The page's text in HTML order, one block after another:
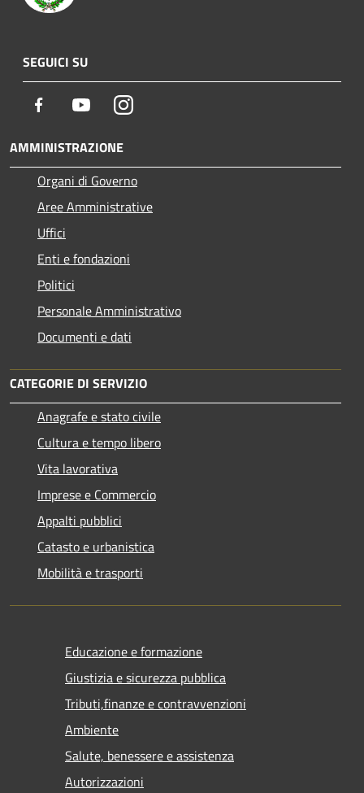
SEGUICI SU
Facebook YoutubeInstagram
AMMINISTRAZIONE
Organi di Governo
Aree Amministrative
Uffici
Enti e fondazioni
Politici
Personale Amministrativo
Documenti e dati
CATEGORIE DI SERVIZIO
Anagrafe e stato civile
Cultura e tempo libero
Vita lavorativa
Imprese e Commercio
Appalti pubblici
Catasto e urbanistica
Mobilità e trasporti
Educazione e formazione
Giustizia e sicurezza pubblica
Tributi,finanze e contravvenzioni
Ambiente
Salute, benessere e assistenza
Autorizzazioni